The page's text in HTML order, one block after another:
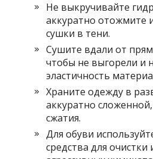
Не выкручивайте
аккуратно отожмите
сушки в тени.
Сушите вдали от
чтобы не выгорели и
эластичность
Храните одежду в
аккуратно
сжатия.
Для обуви
средства для очистки